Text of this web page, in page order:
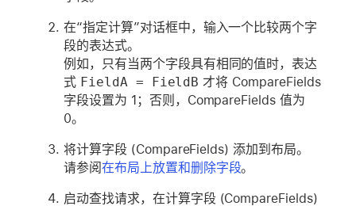
在“指定计算”对话框中，输入一个比较两个字
段的表达式。
例如，只有当两个字段具有相同的值时，表达
式 FieldA = FieldB 才将 CompareFields
字段设置为 1；否则，CompareFields 值为
0。
将计算字段 (CompareFields) 添加到布局。
请参阅在布局上放置和删除字段。
启动查找请求，在计算字段 (CompareFields)